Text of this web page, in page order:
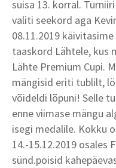
suisa 13. korral.
valiti seekord aga
08.11.2019
taaskord Lähtele, kus
Lähte Premium Cupi.
mängisid eriti tublilt,
võideldi lõpuni! Selle
enne viimase mängu
isegi medalile. Kokku
14.-15.12.2019 osales
sünd.poisid